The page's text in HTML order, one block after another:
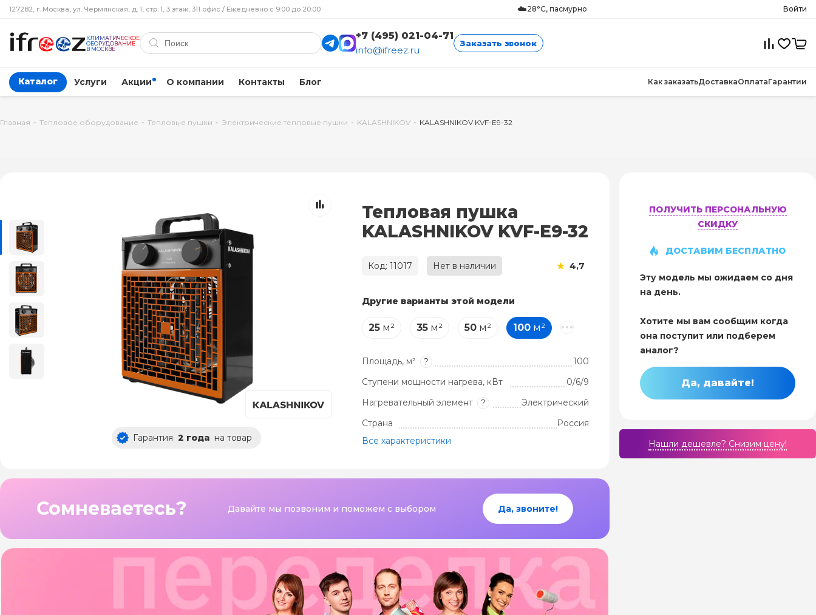
127282, г. Москва, ул. Чермянская, д. 1, стр. 1, 3 этаж, 311 офис / Ежедневно с 9:00 до 20:00 ☁️28°C, пасмурно Войти
КЛИМАТИЧЕСКОЕ
ОБОРУДОВАНИЕ
В МОСКВЕ
+7 (495) 021-04-71
info@ifreez.ru
Заказать звонок
Каталог Услуги Акции О компании Контакты Блог Как заказатьДоставкаОплатаГарантии
Главная - Тепловое оборудование - Тепловые пушки - Электрические тепловые пушки - KALASHNIKOV - KALASHNIKOV KVF-E9-32
Гарантия 2 года на товар
Тепловая пушка
KALASHNIKOV KVF-E9-32
Код: 11017 Нет в наличии 4,7
Другие варианты этой модели
25м² 35м² 50м² 100м²
Площадь, м² ?
100
Ступени мощности нагрева, кВт
0/6/9
Нагревательный элемент
?
Электрический
Страна
Россия
Все характеристики
Сомневаетесь? Давайте мы позвоним и поможем с выбором Да, звоните!
ПОЛУЧИТЬ ПЕРСОНАЛЬНУЮ
СКИДКУ
ДОСТАВИМ БЕСПЛАТНО
Эту модель мы ожидаем со дня
на день.
Хотите мы вам сообщим когда
она поступит или подберем
аналог?
Да, давайте!
Нашли дешевле? Cнизим цену!